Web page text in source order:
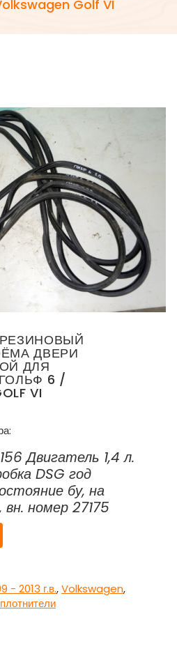
Golf VI
ДВЕРИ
ДЛЯ
6 /
VI
Двигатель 1,4 л.
DSG год
бу, на
номер 27175
- 2013 г.в.,Volkswagen,